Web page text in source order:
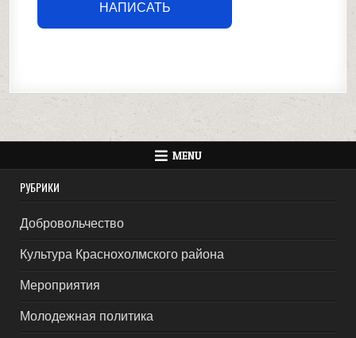
НАПИСАТЬ
MENU
РУБРИКИ
Добровольчество
Культура Краснохолмского района
Мероприятия
Молодежная политика